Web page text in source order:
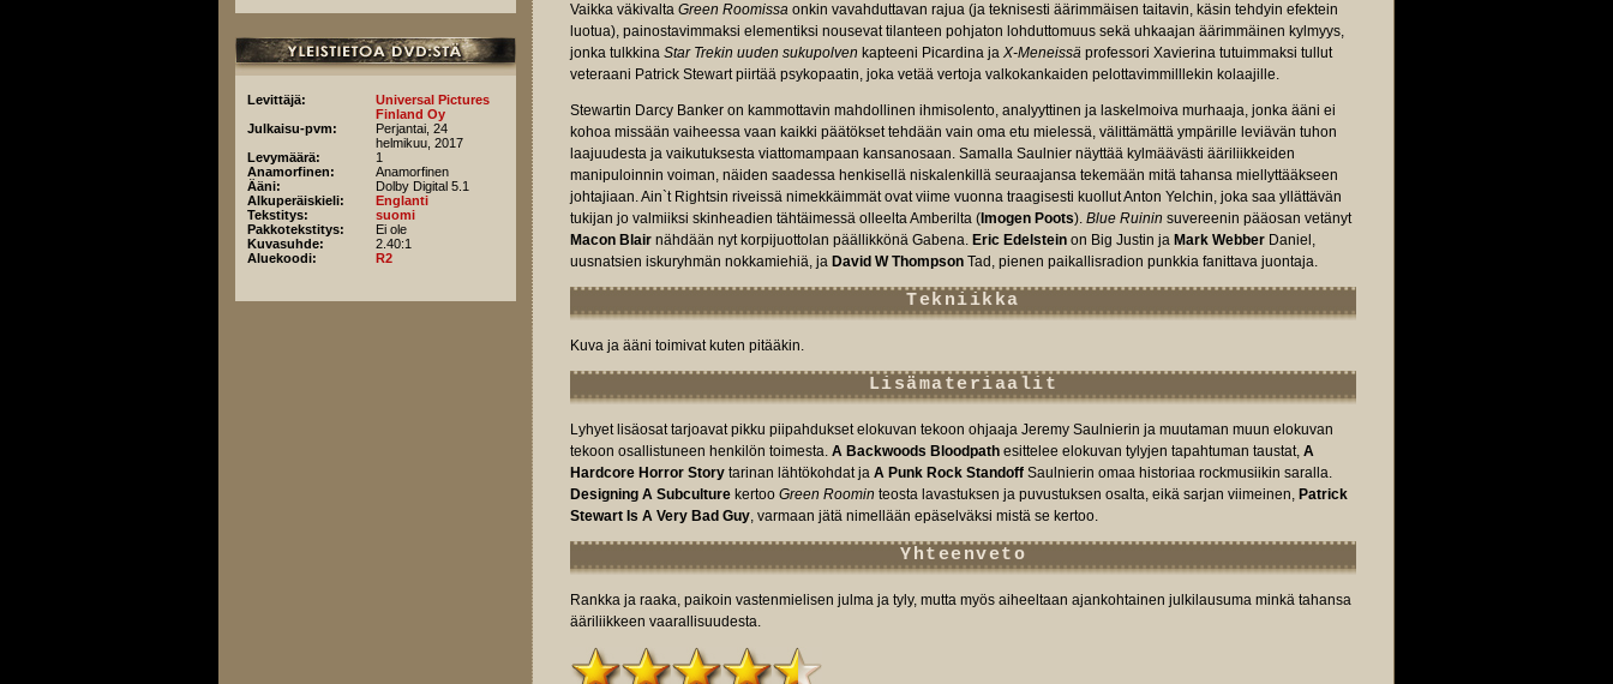
Levittäjä:
Universal Pictures
Finland Oy
Julkaisu-pvm:
Perjantai, 24
helmikuu, 2017
Levymäärä:
1
Anamorfinen:
Anamorfinen
Ääni:
Dolby Digital 5.1
Alkuperäiskieli:
Englanti
Tekstitys:
suomi
Pakkotekstitys:
Ei ole
Kuvasuhde:
2.40:1
Aluekoodi:
R2
Vaikka väkivalta Green Roomissa onkin vavahduttavan rajua (ja teknisesti äärimmäisen taitavin, käsin tehdyin efektein
luotua), painostavimmaksi elementiksi nousevat tilanteen pohjaton lohduttomuus sekä uhkaajan äärimmäinen kylmyys,
jonka tulkkina Star Trekin uuden sukupolven kapteeni Picardina ja X-Meneissä professori Xavierina tutuimmaksi tullut
veteraani Patrick Stewart piirtää psykopaatin, joka vetää vertoja valkokankaiden pelottavimmilllekin kolaajille.
Stewartin Darcy Banker on kammottavin mahdollinen ihmisolento, analyyttinen ja laskelmoiva murhaaja, jonka ääni ei
kohoa missään vaiheessa vaan kaikki päätökset tehdään vain oma etu mielessä, välittämättä ympärille leviävän tuhon
laajuudesta ja vaikutuksesta viattomampaan kansanosaan. Samalla Saulnier näyttää kylmäävästi ääriliikkeiden
manipuloinnin voiman, näiden saadessa henkisellä niskalenkillä seuraajansa tekemään mitä tahansa miellyttääkseen
johtajiaan. Ain`t Rightsin riveissä nimekkäimmät ovat viime vuonna traagisesti kuollut Anton Yelchin, joka saa yllättävän
tukijan jo valmiiksi skinheadien tähtäimessä olleelta Amberilta ( Imogen Poots). Blue Ruinin suvereenin pääosan vetänyt
Macon Blair nähdään nyt korpijuottolan päällikkönä Gabena. Eric Edelstein on Big Justin ja Mark Webber Daniel,
uusnatsien iskuryhmän nokkamiehiä, ja David W Thompson Tad, pienen paikallisradion punkkia fanittava juontaja.
Tekniikka
Kuva ja ääni toimivat kuten pitääkin.
Lisämateriaalit
Lyhyet lisäosat tarjoavat pikku piipahdukset elokuvan tekoon ohjaaja Jeremy Saulnierin ja muutaman muun elokuvan
tekoon osallistuneen henkilön toimesta. A Backwoods Bloodpath esittelee elokuvan tylyjen tapahtuman taustat, A
Hardcore Horror Story tarinan lähtökohdat ja A Punk Rock Standoff Saulnierin omaa historiaa rockmusiikin saralla.
Designing A Subculture kertoo Green Roomin teosta lavastuksen ja puvustuksen osalta, eikä sarjan viimeinen, Patrick
Stewart Is A Very Bad Guy, varmaan jätä nimellään epäselväksi mistä se kertoo.
Yhteenveto
Rankka ja raaka, paikoin vastenmielisen julma ja tyly, mutta myös aiheeltaan ajankohtainen julkilausuma minkä tahansa
ääriliikkeen vaarallisuudesta.